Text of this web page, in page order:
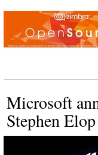
Microsoft
Stephen